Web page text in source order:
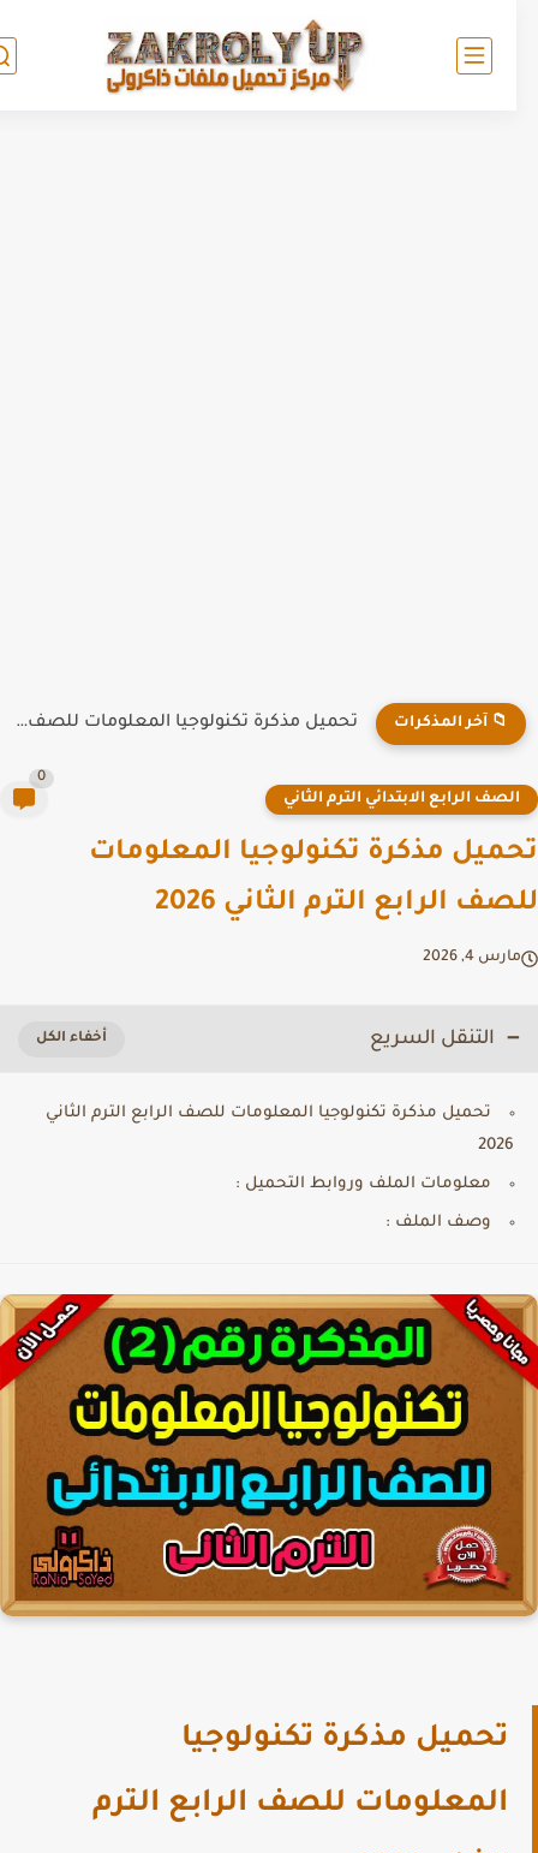
📁 آخر المذكرات تحميل مذكرة تكنولوجيا المعلومات للصف الرابع الابتدائي الترم الأول 2026...
الرابع الابتدائي الترم الثاني
مذكرة تكنولوجيا المعلومات
الرابع الترم الثاني 2026
4, 2026
التنقل السريع
تحميل مذكرة تكنولوجيا المعلومات للصف الرابع الترم الثاني
2026
معلومات الملف وروابط التحميل :
وصف الملف :
تحميل مذكرة تكنولوجيا
المعلومات للصف الرابع الترم